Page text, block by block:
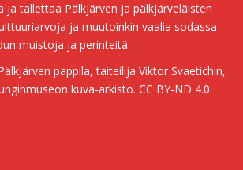
ja tallettaa Pälkjärven ja pälkjärveläisten
ja muutoinkin vaalia sodassa
muistoja ja perinteitä.
pappila, taiteilija Viktor Svaetichin,
kuva-arkisto. CC BY-ND 4.0.